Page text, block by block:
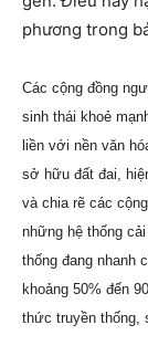
phương trong
Các cộng đồng
sinh thái khoẻ
liền với nền văn
sở hữu đất đai,
và chia rẽ các
những hệ thống
thống đang nhanh
khoảng 50% đến
thức truyền thống,